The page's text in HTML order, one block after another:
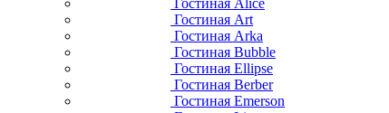
Гостиная Art
Гостиная Arka
Гостиная Bubble
Гостиная Ellipse
Гостиная Berber
Гостиная Emerson